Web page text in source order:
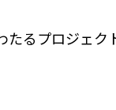
るプロジェク